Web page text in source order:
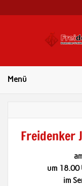
Menü
Freidenker
um
im